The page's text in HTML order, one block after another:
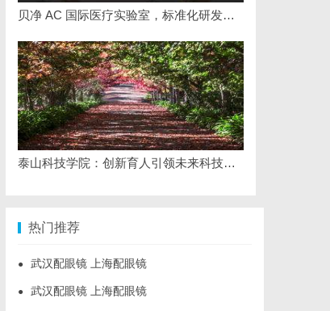
贝净 AC 国际医疗实验室，标准化研发体系全解析
泰山科技学院：创新育人引领未来科技发展新高地
热门推荐
● 武汉配眼镜 上海配眼镜
● 武汉配眼镜 上海配眼镜